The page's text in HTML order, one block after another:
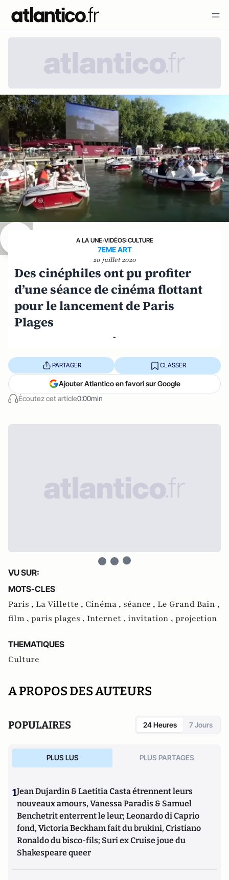
A LA UNE›VIDÉOS›CULTURE
7EME ART
20 juillet 2020
Des cinéphiles ont pu profiter
d’une séance de cinéma flottant
pour le lancement de Paris
Plages
-
Écoutez cet article0:00min
PARTAGER CLASSER
Ajouter Atlantico en favori sur Google
VU SUR:
MOTS-CLES
Paris , La Villette , Cinéma , séance , Le Grand Bain ,
film , paris plages , Internet , invitation , projection
THEMATIQUES
Culture
A PROPOS DES AUTEURS
POPULAIRES 24 Heures 7 Jours
PLUS LUS PLUS PARTAGES
1Jean Dujardin & Laetitia Casta étrennent leurs
nouveaux amours, Vanessa Paradis & Samuel
Benchetrit enterrent le leur; Leonardo di Caprio
fond, Victoria Beckham fait du brukini, Cristiano
Ronaldo du bisco-fils; Suri ex Cruise joue du
Shakespeare queer